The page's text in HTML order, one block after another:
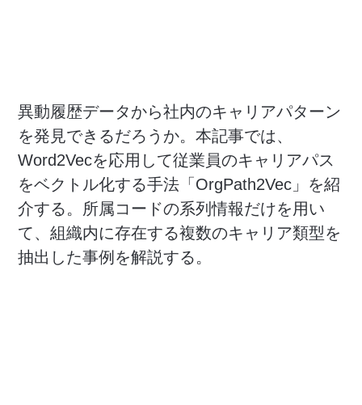
異動履歴データから社内のキャリアパターン
を発見できるだろうか。本記事では、
Word2Vecを応用して従業員のキャリアパス
をベクトル化する手法「OrgPath2Vec」を紹
介する。所属コードの系列情報だけを用い
て、組織内に存在する複数のキャリア類型を
抽出した事例を解説する。